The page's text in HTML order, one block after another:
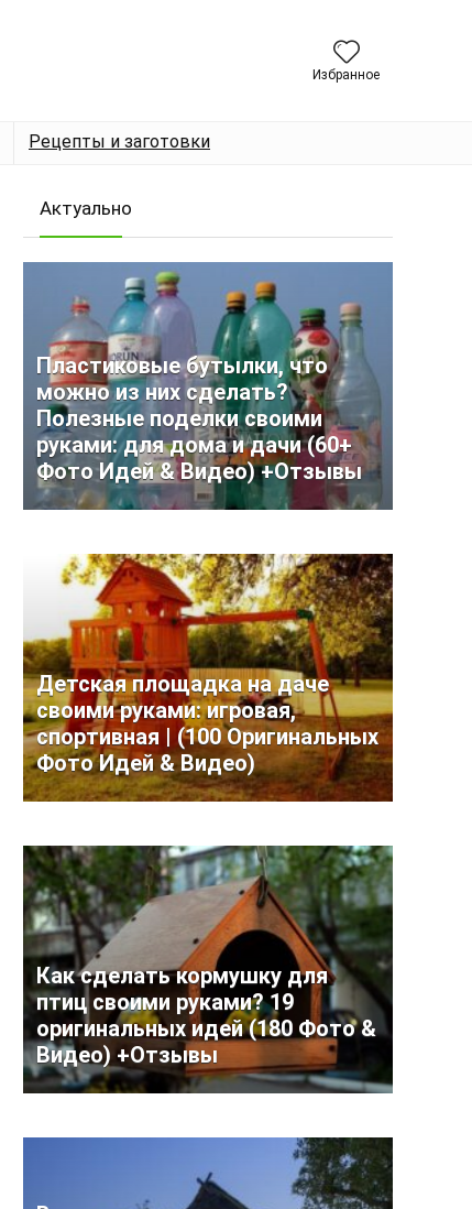
Избранное
Рецепты и заготовки
Актуально
Пластиковые бутылки, что
можно из них сделать?
Полезные поделки своими
руками: для дома и дачи (60+
Фото Идей & Видео) +Отзывы
Детская площадка на даче
своими руками: игровая,
спортивная | (100 Оригинальных
Фото Идей & Видео)
Как сделать кормушку для
птиц своими руками? 19
оригинальных идей (180 Фото &
Видео) +Отзывы